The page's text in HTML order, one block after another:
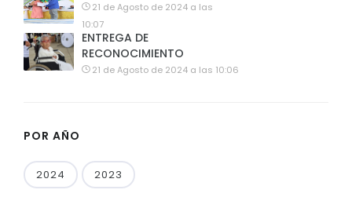
21 de Agosto de 2024 a las
10:07
ENTREGA DE
RECONOCIMIENTO
21 de Agosto de 2024 a las 10:06
POR AÑO
2024 2023